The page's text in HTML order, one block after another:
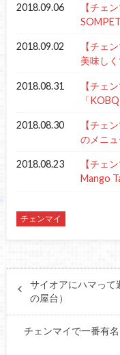
2018.09.06
【チェ
2018.09.02
【チェ
美味し
2018.08.31
【チェ
「
2018.08.30
【チェ
のメニ
2018.08.23
【チェ
Mango
チェンマイ
サイオアにハマって
の屋台）
チェンマイで一番有名